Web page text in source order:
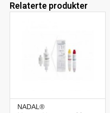
Relaterte produkter
NADAL®